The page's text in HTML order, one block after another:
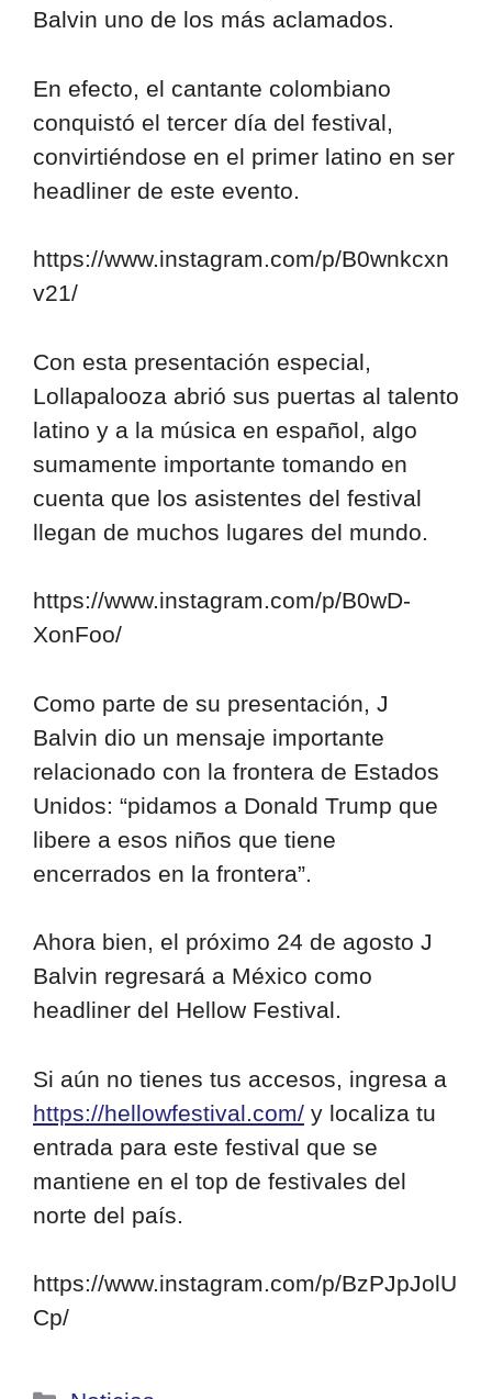
Balvin uno de los más aclamados.
En efecto, el cantante colombiano
conquistó el tercer día del festival,
convirtiéndose en el primer latino en ser
headliner de este evento.
https://www.instagram.com/p/B0wnkcxn
v21/
Con esta presentación especial,
Lollapalooza abrió sus puertas al talento
latino y a la música en español, algo
sumamente importante tomando en
cuenta que los asistentes del festival
llegan de muchos lugares del mundo.
https://www.instagram.com/p/B0wD-
XonFoo/
Como parte de su presentación, J
Balvin dio un mensaje importante
relacionado con la frontera de Estados
Unidos: “pidamos a Donald Trump que
libere a esos niños que tiene
encerrados en la frontera”.
Ahora bien, el próximo 24 de agosto J
Balvin regresará a México como
headliner del Hellow Festival.
Si aún no tienes tus accesos, ingresa a
https://hellowfestival.com/ y localiza tu
entrada para este festival que se
mantiene en el top de festivales del
norte del país.
https://www.instagram.com/p/BzPJpJolU
Cp/